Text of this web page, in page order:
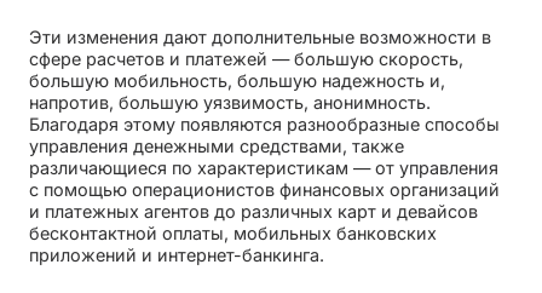
Эти изменения дают дополнительные возможности в
сфере расчетов и платежей — большую скорость,
большую мобильность, большую надежность и,
напротив, большую уязвимость, анонимность.
Благодаря этому появляются разнообразные способы
управления денежными средствами, также
различающиеся по характеристикам — от управления
с помощью операционистов финансовых организаций
и платежных агентов до различных карт и девайсов
бесконтактной оплаты, мобильных банковских
приложений и интернет-банкинга.